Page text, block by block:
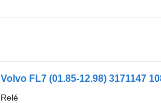
Relé